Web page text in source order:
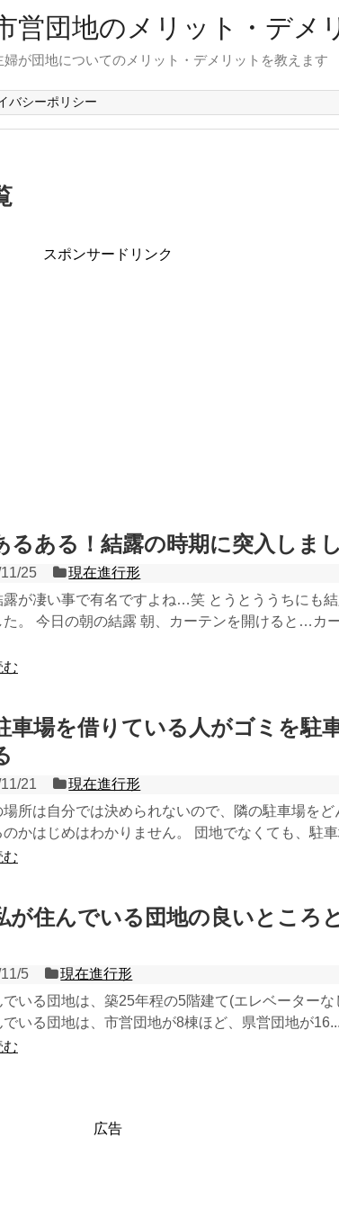
営団地のメリット・デメ
が団地についてのメリット・デメリットを教えます
バシーポリシー
スポンサードリンク
るある！結露の時期に突入しま
25
現在進行形
露が凄い事で有名ですよね…笑 とうとううちにも
た。 今日の朝の結露 朝、カーテンを開けると…カ
む
車場を借りている人がゴミを駐
21
現在進行形
場所は自分では決められないので、隣の駐車場をど
のかはじめはわかりません。 団地でなくても、駐
む
が住んでいる団地の良いところ
5
現在進行形
いる団地は、築25年程の5階建て(エレベーターな
いる団地は、市営団地が8棟ほど、県営団地が
む
広告